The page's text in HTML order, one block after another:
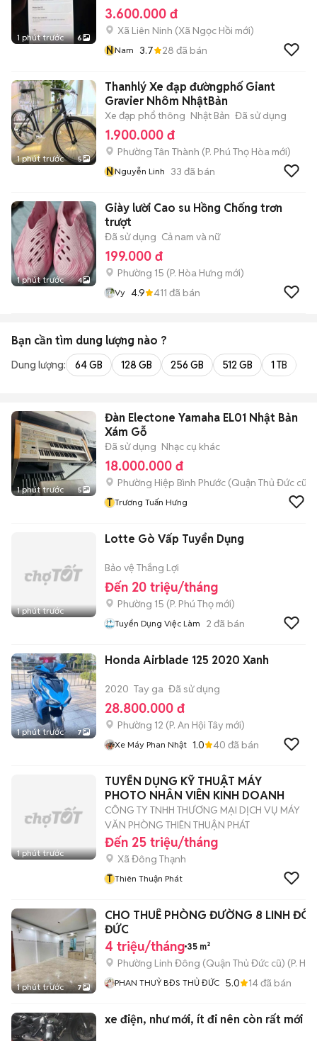
1 phút trước 6
3.600.000 đ
Xã Liên Ninh (Xã Ngọc Hồi mới)
NNam 3.7 28 đã bán
1 phút trước 5
Thanhlý Xe đạp đườngphố Giant
Gravier Nhôm NhậtBản
Xe đạp phổ thông Nhật Bản Đã sử dụng
1.900.000 đ
Phường Tân Thành (P. Phú Thọ Hòa mới)
NNguyễn Linh 33 đã bán
1 phút trước 4
Giày lười Cao su Hồng Chống trơn
trượt
Đã sử dụng Cả nam và nữ
199.000 đ
Phường 15 (P. Hòa Hưng mới)
Vy 4.9 411 đã bán
Bạn cần tìm dung lượng nào ?
Dung lượng: 64 GB 128 GB 256 GB 512 GB 1 TB
1 phút trước 5
Đàn Electone Yamaha EL01 Nhật Bản
Xám Gỗ
Đã sử dụng Nhạc cụ khác
18.000.000 đ
Phường Hiệp Bình Phước (Quận Thủ Đức cũ)
T Trương Tuấn Hưng
1 phút trước
Lotte Gò Vấp Tuyển Dụng
Bảo vệ Thắng Lợi
Đến 20 triệu/tháng
Phường 15 (P. Phú Thọ mới)
Tuyển Dụng Việc Làm 2 đã bán
1 phút trước 7
Honda Airblade 125 2020 Xanh
2020 Tay ga Đã sử dụng
28.800.000 đ
Phường 12 (P. An Hội Tây mới)
Xe Máy Phan Nhật 1.0 40 đã bán
1 phút trước
TUYỂN DỤNG KỸ THUẬT MÁY
PHOTO NHÂN VIÊN KINH DOANH
CÔNG TY TNHH THƯƠNG MẠI DỊCH VỤ MÁY
VĂN PHÒNG THIÊN THUẬN PHÁT
Đến 25 triệu/tháng
Xã Đông Thạnh
T Thiên Thuận Phát
1 phút trước 7
CHO THUÊ PHÒNG ĐƯỜNG 8 LINH
ĐỨC
4 triệu/tháng 35 m²
Phường Linh Đông (Quận Thủ Đức cũ) (P.
PHAN THUỶ BĐS THỦ ĐỨC 5.0 14đã bán
xe điện, như mới, ít đi nên còn rất mới